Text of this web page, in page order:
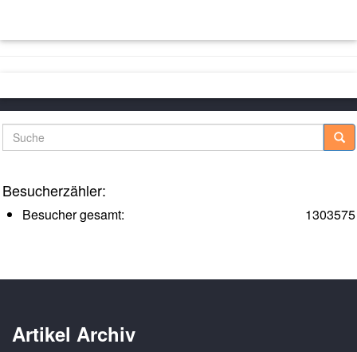
Suche
Besucherzähler:
1303575
Besucher gesamt:
Artikel Archiv